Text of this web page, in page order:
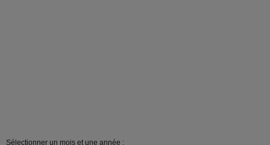
Sélectionner un mois et une année :